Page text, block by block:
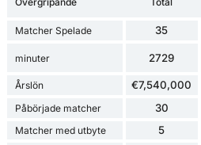
Matcher Spelade 35
minuter 2729
Årslön €7,540,000
Påbörjade matcher 30
Matcher med utbyte 5